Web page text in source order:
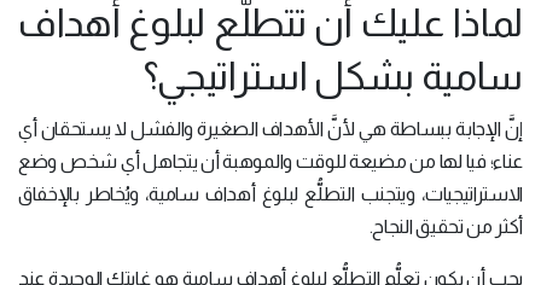
لماذا عليك أن تتطلَّع لبلوغ أهداف
سامية بشكل استراتيجي؟
إنَّ الإجابة ببساطة هي لأنَّ الأهداف الصغيرة والفشل لا يستحقان أي
عناء؛ فيا لها من مضيعة للوقت والموهبة أن يتجاهل أي شخص وضع
الاستراتيجيات، ويتجنب التطلُّع لبلوغ أهداف سامية، ويُخاطر بالإخفاق
أكثر من تحقيق النجاح.
يجب أن يكون تعلُّم التطلُّع لبلوغ أهداف سامية هو غايتك الوحيدة عند